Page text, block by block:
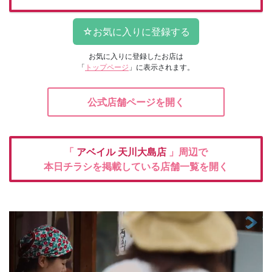
お気に入りに登録したお店は
「 トップページ 」に表示されます。
公式店舗ページを開く
「 アベイル 天川大島店 」周辺で
本日チラシを掲載している店舗一覧を開く